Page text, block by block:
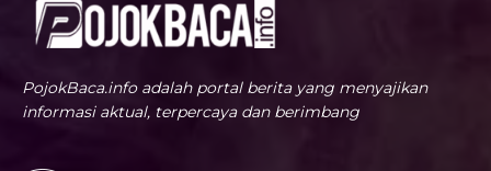
PojokBaca.info adalah portal berita yang menyajikan
informasi aktual, terpercaya dan berimbang